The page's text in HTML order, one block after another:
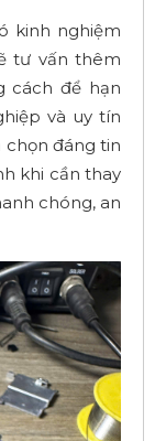
kinh nghiệm
tư vấn thêm
cách để hạn
và uy tín
chọn đáng tin
khi cần thay
chóng, an